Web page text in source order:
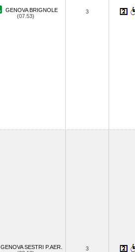
GENOVA BRIGNOLE
(07.53)
3
GENOVA SESTRI P.AER.
3